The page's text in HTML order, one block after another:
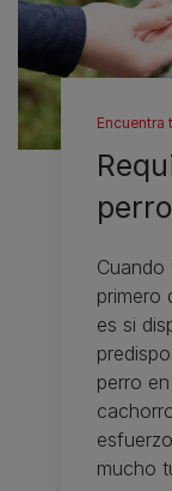
Encuentra
perro
Cuando
primero
es si
perro
mucho